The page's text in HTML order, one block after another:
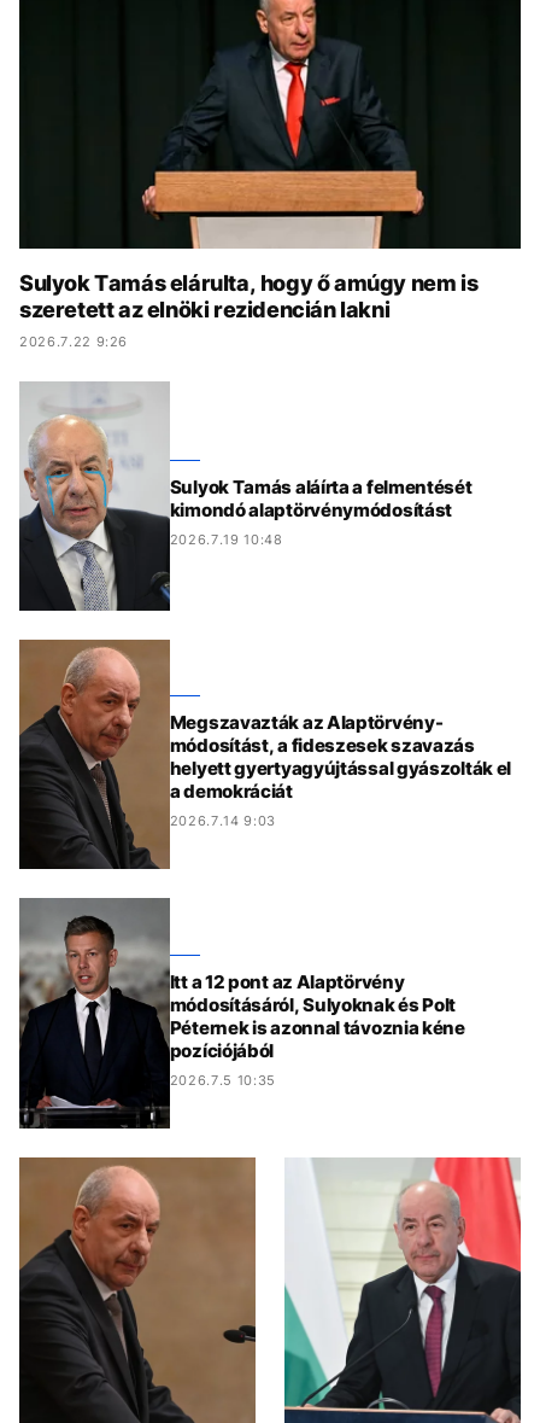
UTAZÁS
DESIGN
BESZÉLGETÉSEK ARCOK
TÖRTÉNETEK
Sulyok Tamás elárulta, hogy ő amúgy nem is
szeretett az elnöki rezidencián lakni
2026.7.22 9:26
Sulyok Tamás aláírta a felmentését
kimondó alaptörvénymódosítást
2026.7.19 10:48
Megszavazták az Alaptörvény-
módosítást, a fideszesek szavazás
helyett gyertyagyújtással gyászolták el
a demokráciát
2026.7.14 9:03
Itt a 12 pont az Alaptörvény
módosításáról, Sulyoknak és Polt
Péternek is azonnal távoznia kéne
pozíciójából
2026.7.5 10:35